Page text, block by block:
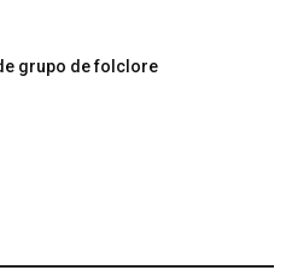
grupo de folclore